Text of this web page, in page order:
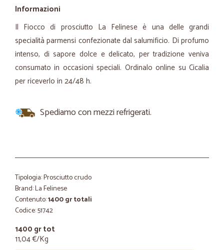
Informazioni
Il Fiocco di prosciutto La Felinese è una delle grandi
specialità parmensi confezionate dal salumificio. Di profumo
intenso, di sapore dolce e delicato, per tradizione veniva
consumato in occasioni speciali. Ordinalo online su Cicalia
per riceverlo in 24/48 h.
Spediamo con mezzi refrigerati.
Tipologia: Prosciutto crudo
Brand: La Felinese
Contenuto:1400 gr totali
Codice: 51742
1400 gr tot
11,04 €/Kg